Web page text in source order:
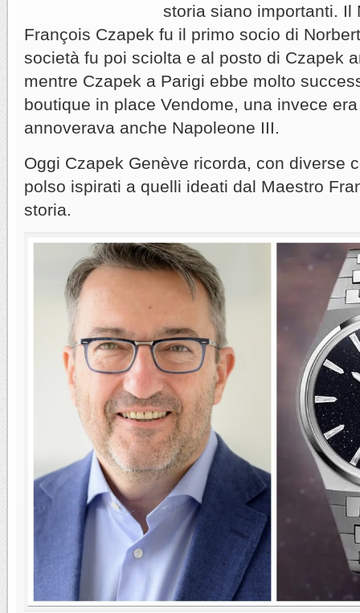
storia siano importanti. Il
François Czapek fu il primo socio di
società fu poi sciolta e al posto di Czapek
mentre Czapek a Parigi ebbe molto
boutique in place Vendome, una invece
annoverava anche Napoleone III.
Oggi Czapek Genève ricorda, con diverse
polso ispirati a quelli ideati dal Maestro
storia.